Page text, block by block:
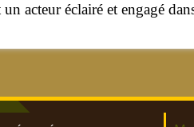
acteur éclairé et engagé